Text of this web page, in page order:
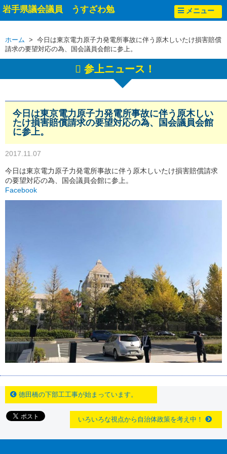
岩手県議会議員 うすざわ勉 メニュー
ホーム > 今日は東京電力原子力発電所事故に伴う原木しいたけ損害賠償
請求の要望対応の為、国会議員会館に参上。
参上ニュース！
今日は東京電力原子力発電所事故に伴う原木しい
たけ損害賠償請求の要望対応の為、国会議員会館
に参上。
2017.11.07
今日は東京電力原子力発電所事故に伴う原木しいたけ損害賠償請求
の要望対応の為、国会議員会館に参上。
Facebook
徳田橋の下部工工事が始まっています。
いろいろな視点から自治体政策を考え中！